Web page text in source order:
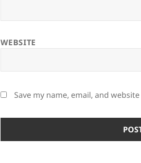
WEBSITE
Save my name, email, and